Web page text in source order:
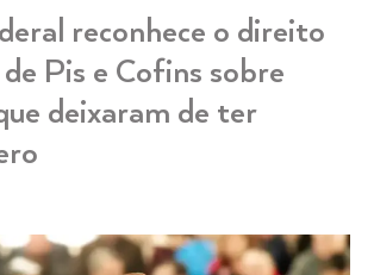
reconhece o direito
Pis e Cofins sobre
deixaram de ter